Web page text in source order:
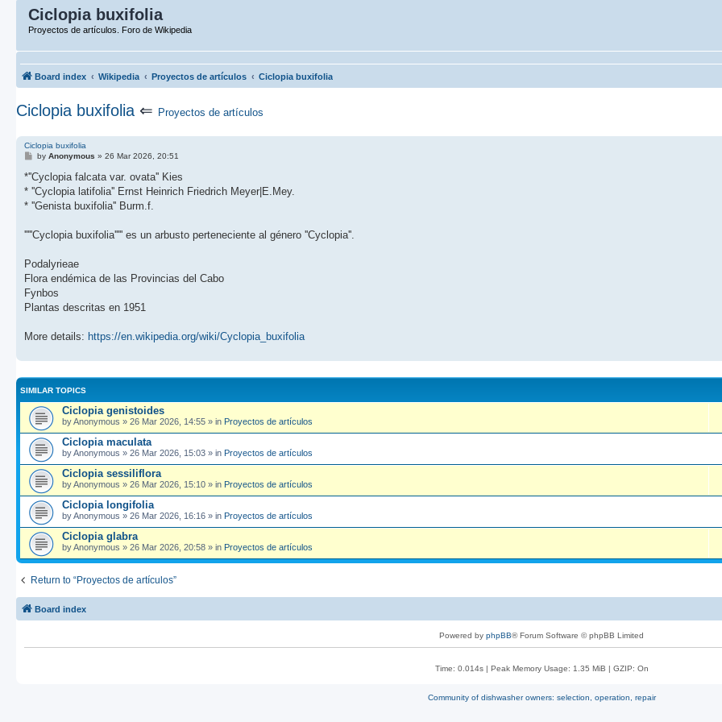
Ciclopia buxifolia
Proyectos de artículos. Foro de Wikipedia
Board index Wikipedia Proyectos de artículos Ciclopia buxifolia
Ciclopia buxifolia ⇐ Proyectos de artículos
Ciclopia buxifolia
P
s
by Anonymous » 26 Mar 2026, 20:51
*''Cyclopia falcata var. ovata'' Kies
* ''Cyclopia latifolia'' Ernst Heinrich Friedrich Meyer|E.Mey.
* ''Genista buxifolia'' Burm.f.
'''''Cyclopia buxifolia''''' es un arbusto perteneciente al género ''Cyclopia''.
Podalyrieae
Flora endémica de las Provincias del Cabo
Fynbos
Plantas descritas en 1951
More details: https://en.wikipedia.org/wiki/Cyclopia_buxifolia
SIMILAR TOPICS
Ciclopia genistoides
byAnonymous » 26 Mar 2026, 14:55 » in Proyectos de artículos
Ciclopia maculata
byAnonymous » 26 Mar 2026, 15:03 » in Proyectos de artículos
Ciclopia sessiliflora
byAnonymous » 26 Mar 2026, 15:10 » in Proyectos de artículos
Ciclopia longifolia
byAnonymous » 26 Mar 2026, 16:16 » in Proyectos de artículos
Ciclopia glabra
byAnonymous » 26 Mar 2026, 20:58 » in Proyectos de artículos
Return to “Proyectos de artículos”
Board index
Powered by phpBB® Forum Software © phpBB Limited
Time: 0.014s| Peak Memory Usage: 1.35 MiB | GZIP: On
Community of dishwasher owners: selection, operation, repair